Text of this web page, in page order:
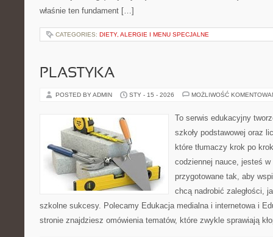
właśnie ten fundament […]
CATEGORIES: DIETY, ALERGIE I MENU SPECJALNE
PLASTYKA
POSTED BY ADMIN STY - 15 - 2026 MOŻLIWOŚĆ
To serwis edukacyjny
szkoły podstawowej oraz
które tłumaczy krok po
codziennej nauce, jesteś
przygotowane tak, aby
chcą nadrobić zaległości,
szkolne sukcesy. Polecamy Edukacja medialna i internetowa i
stronie znajdziesz omówienia tematów, które zwykle sprawiają